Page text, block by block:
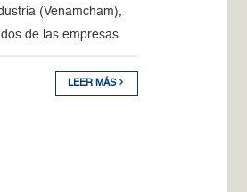
(Venamcham),
de las empresas
LEER MÁS